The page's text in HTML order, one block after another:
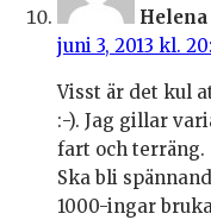
Helena
juni 3, 2013 kl.
Visst är det kul
:-). Jag gillar
fart och terräng.
Ska bli
1000-ingar